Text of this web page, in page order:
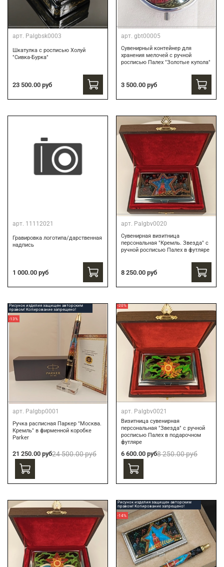
арт. Palgbsk0003
Шкатулка с росписью Холуй
"Сивка-Бурка"
23 500.00 руб
арт. gbt00005
Сувенирный контейнер для
хранения мелочей с ручной
росписью Палех "Золотые купола"
3 500.00 руб
арт. 11112021
Гравировка логотипа/дарственная
надпись
1 000.00 руб
арт. Palgbv0020
Сувенирная визитница
персональная "Кремль. Звезда" с
ручной росписью Палех в футляре
8 250.00 руб
Рисунок изделия защищен авторским
правом! Копирование запрещено!
-13%
арт. Palgbp0001
Ручка расписная Паркер "Москва.
Кремль" в фирменной коробке
Parker
21 250.00 руб24 500.00 руб
-20%
арт. Palgbv0021
Визитница сувенирная
персональная "Звезда" с ручной
росписью Палех в подарочном
футляре
6 600.00 руб8 250.00 руб
Рисунок изделия защищен авторским
правом! Копирование запрещено!
-14%